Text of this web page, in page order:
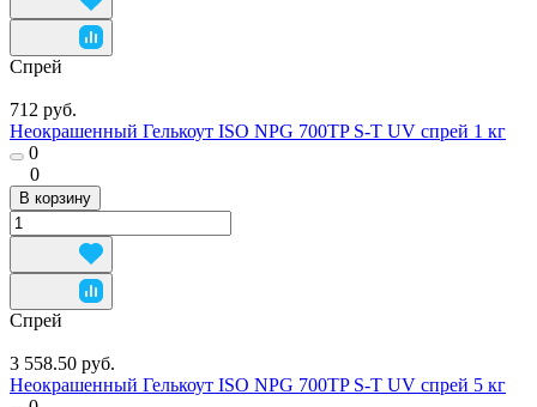
Спрей
712 руб.
Неокрашенный Гелькоут ISO NPG 700TP S-T UV спрей 1 кг
0
0
В корзину
Спрей
3 558.50 руб.
Неокрашенный Гелькоут ISO NPG 700TP S-T UV спрей 5 кг